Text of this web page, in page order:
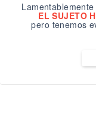
EL SUJETO
pero tenemos